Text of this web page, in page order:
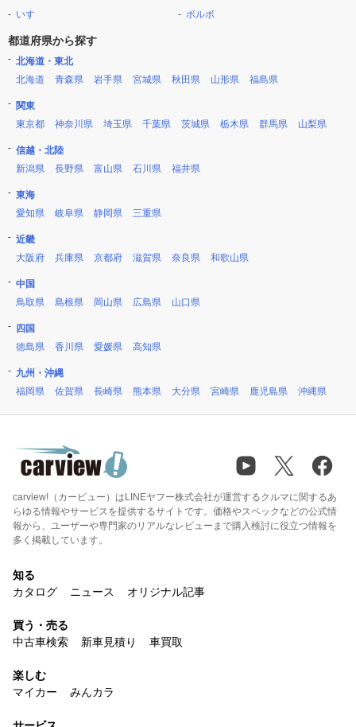
いすゞ
ボルボ
都道府県から探す
北海道・東北
北海道
青森県 岩手県 宮城県 秋田県 山形県 福島県
関東
東京都
神奈川県 埼玉県 千葉県 茨城県 栃木県 群馬県 山梨県
信越・北陸
新潟県
長野県 富山県 石川県 福井県
東海
愛知県
岐阜県 静岡県 三重県
近畿
大阪府
兵庫県 京都府 滋賀県 奈良県 和歌山県
中国
鳥取県
島根県 岡山県 広島県 山口県
四国
徳島県
香川県 愛媛県 高知県
九州・沖縄
福岡県
佐賀県 長崎県 熊本県 大分県 宮崎県 鹿児島県 沖縄県
carview!（カービュー）はLINEヤフー株式会社が運営するクルマに関するあ
らゆる情報やサービスを提供するサイトです。価格やスペックなどの公式情
報から、ユーザーや専門家のリアルなレビューまで購入検討に役立つ情報を
多く掲載しています。
知る
カタログ
ニュース オリジナル記事
買う・売る
中古車検索
新車見積り 車買取
楽しむ
マイカー
みんカラ